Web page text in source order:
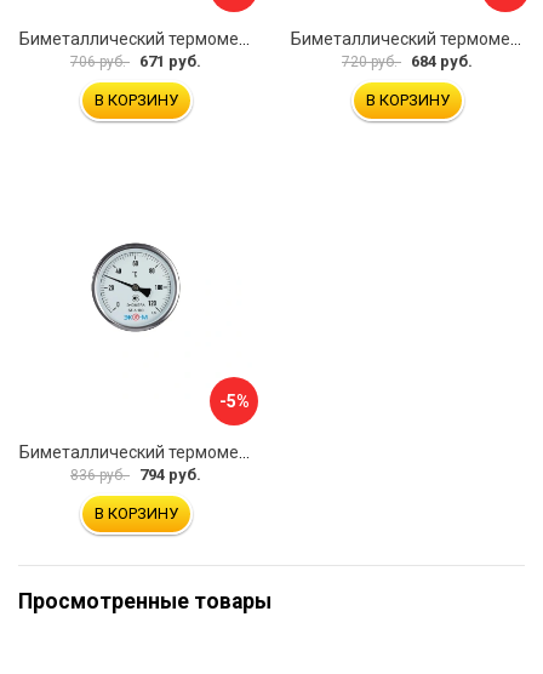
706 руб. 671 руб.
В КОРЗИНУ
720 руб. 684 руб.
В КОРЗИНУ
-5%
836 руб. 794 руб.
В КОРЗИНУ
Просмотренные товары